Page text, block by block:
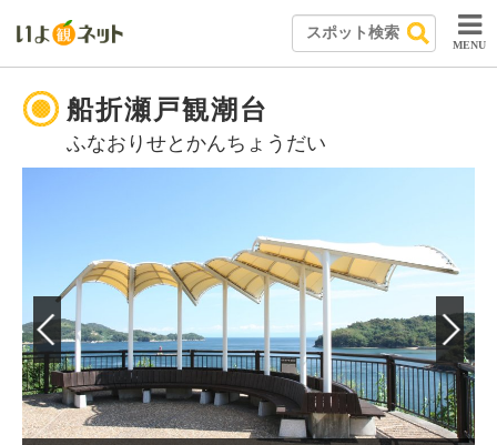
MENU
船折瀬戸観潮台
ふなおりせとかんちょうだい